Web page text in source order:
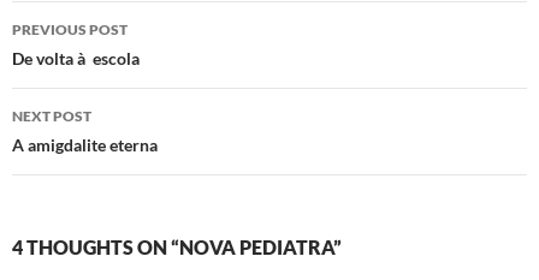
Post
navigation
PREVIOUS POST
De volta à escola
NEXT POST
A amigdalite eterna
4 THOUGHTS ON “NOVA PEDIATRA”